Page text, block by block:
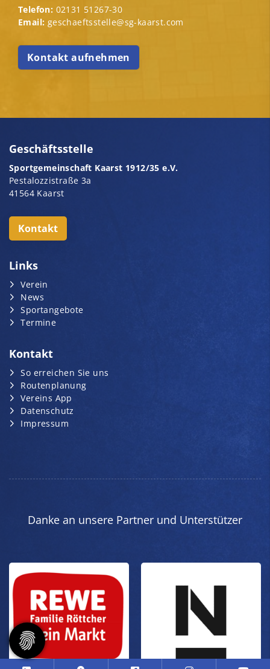
Telefon: 02131 51267-30
Email: geschaeftsstelle@sg-kaarst.com
Kontakt aufnehmen
Geschäftsstelle
Sportgemeinschaft Kaarst 1912/35 e.V.
Pestalozzistraße 3a
41564 Kaarst
Kontakt
Links
Verein
News
Sportangebote
Termine
Kontakt
So erreichen Sie uns
Routenplanung
Vereins App
Datenschutz
Impressum
Danke an unsere Partner und Unterstützer